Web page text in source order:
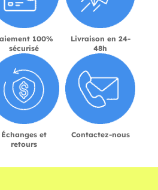
100%
sécurisé
Livraison en 24-
48h
Échanges et
retours
Contactez-nous